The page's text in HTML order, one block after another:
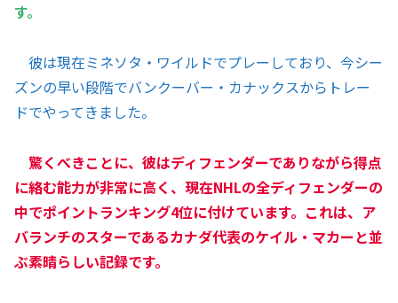
す。
彼は現在ミネソタ・ワイルドでプレーしており、今シー
ズンの早い段階でバンクーバー・カナックスからトレー
ドでやってきました。
驚くべきことに、彼はディフェンダーでありながら得点
に絡む能力が非常に高く、現在NHLの全ディフェンダーの
中でポイントランキング4位に付けています。これは、ア
バランチのスターであるカナダ代表のケイル・マカーと並
ぶ素晴らしい記録です。